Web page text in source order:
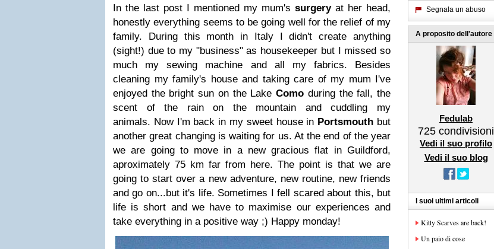
In the last post I mentioned my mum's surgeryat her head,
honestly everything seems to be going well for the relief of my
family. During this month in Italy I didn't create anything
(sight!) due to my "business" as housekeeper but I missed so
much my sewing machine and all my fabrics. Besides
cleaning my family's house and taking care of my mum I've
enjoyed the bright sun on the LakeComo during the fall, the
scent of the rain on the mountain and cuddling my
animals. Now I'm back in my sweet house in Portsmouth but
another great changing is waiting for us. At the end of the year
we are going to move in a new gracious flat in Guildford,
aproximately 75 km far from here. The point is that we are
going to start over a new adventure, new routine, new friends
and go on...but it's life. Sometimes I fell scared about this, but
life is short and we have to maximise our experiences and
take everything in a positive way ;) Happy monday!
Segnala un abuso
A proposito dell'autore
Fedulab
725 condivisioni
Vedi il suo profilo
Vedi il suo blog
I suoi ultimi articoli
Kitty Scarves are back!
Un paio di cose